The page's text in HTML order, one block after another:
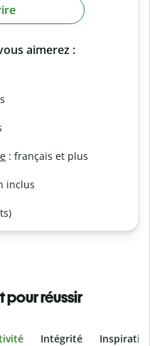
aimerez :
: français et plus
inclus
pour réussir
Intégrité